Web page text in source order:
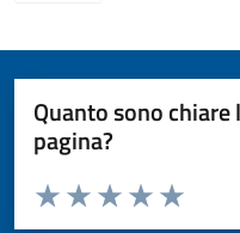
Quanto sono
pagina?
Valuta da 1 a 5 stelle la pagina
Valuta 5
Valuta 4
Valuta 3 stelle su
Valuta 2 stelle su 5
Valuta 1 stelle su 5